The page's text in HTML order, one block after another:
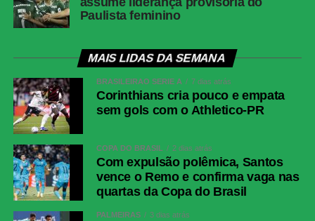
Paulista feminino
MAIS LIDAS DA SEMANA
BRASILEIRÃO SÉRIE A 7 dias atrás
Corinthians cria pouco e empata
sem gols com o Athletico-PR
COPA DO BRASIL 2 dias atrás
Com expulsão polêmica, Santos
vence o Remo e confirma vaga nas
quartas da Copa do Brasil
PALMEIRAS 3 dias atrás